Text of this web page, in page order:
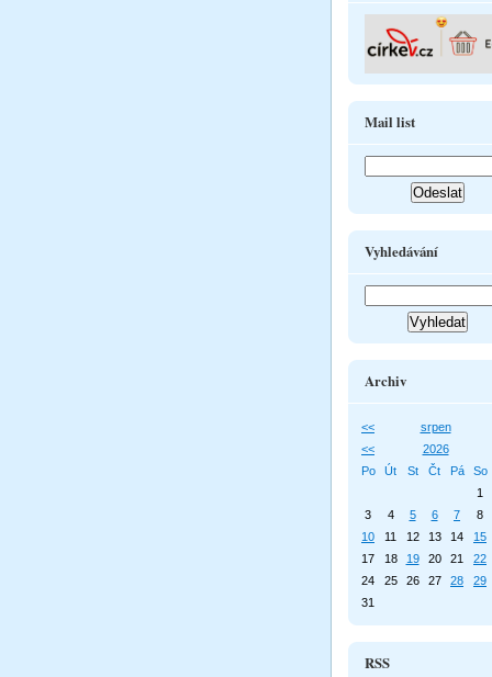
Mail list
Vyhledávání
Archiv
<<
srpen
<<
2026
Po
Út St Čt Pá
So
1
3
4 5 6 7
8
10
11 12 13 14
15
17
18 19 20 21
22
24
25 26 27 28
29
31
RSS